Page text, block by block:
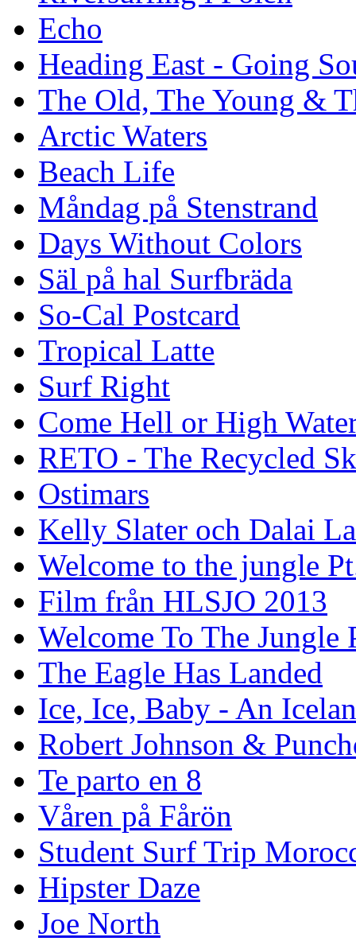
Echo
Heading East - Going
The Old, The Young &
Arctic Waters
Beach Life
Måndag på Stenstrand
Days Without Colors
Säl på hal Surfbräda
So-Cal Postcard
Tropical Latte
Surf Right
Come Hell or High
RETO - The Recycled
Ostimars
Kelly Slater och Dalai
Welcome to the jungle
Film från HLSJO 2013
Welcome To The Jungle
The Eagle Has Landed
Ice, Ice, Baby - An
Robert Johnson &
Te parto en 8
Våren på Fårön
Student Surf Trip
Hipster Daze
Joe North